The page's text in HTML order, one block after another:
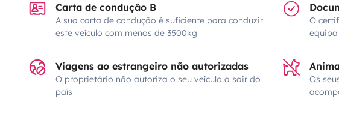
Carta de condução B
A sua carta de condução é suficiente para conduzir
este veículo com menos de 3500kg
O
equipa
Viagens ao estrangeiro não autorizadas
O proprietário não autoriza o seu veículo a sair do
país
Os